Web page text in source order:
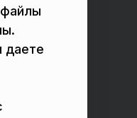
даете